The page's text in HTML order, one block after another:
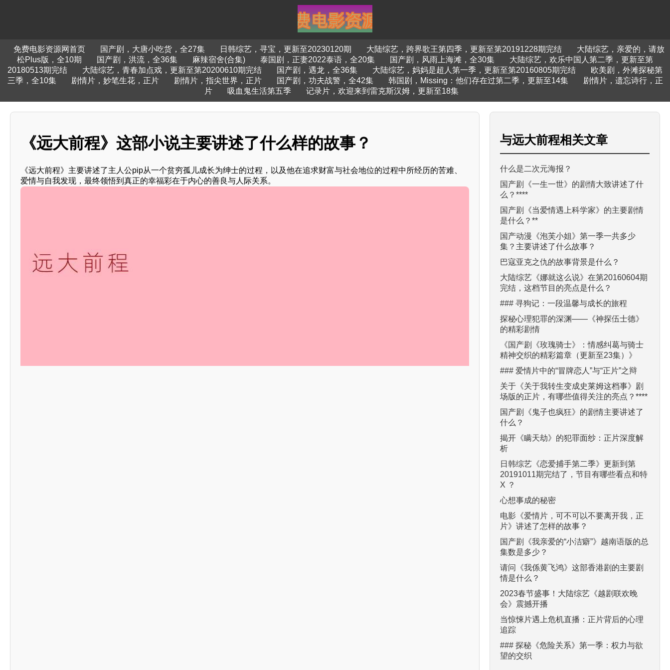
免费电影资源网首页 国产剧，大唐小吃货，全27集 日韩综艺，寻宝，更新至20230120期 大陆综艺，跨界歌王第四季，更新至第20191228期完结
大陆综艺，亲爱的，请放
松Plus版，全10期
国产剧，洪流，全36集 麻辣宿舍(合集) 泰国剧，正妻2022泰语，全20集 国产剧，风雨上海滩，全30集
大陆综艺，欢乐中国人第二季，更新至第
20180513期完结
大陆综艺，青春加点戏，更新至第20200610期完结 国产剧，遇龙，全36集 大陆综艺，妈妈是超人第一季，更新至第20160805期完结
欧美剧，外滩探秘第
三季，全10集
剧情片，妙笔生花，正片 剧情片，指尖世界，正片 国产剧，功夫战警，全42集 韩国剧，Missing：他们存在过第二季，更新至14集
剧情片，遗忘诗行，正
片
吸血鬼生活第五季 记录片，欢迎来到雷克斯汉姆，更新至18集
《远大前程》这部小说主要讲述了什么样的故事？
《远大前程》主要讲述了主人公pip从一个贫穷孤儿成长为绅士的过程，以及他在追求财富与社会地位的过程中所经历的苦难、
爱情与自我发现，最终领悟到真正的幸福彩在于内心的善良与人际关系。
与远大前程相关文章
什么是二次元海报？
国产剧《一生一世》的剧情大致讲述了什
么？****
国产剧《当爱情遇上科学家》的主要剧情
是什么？**
国产动漫《泡芙小姐》第一季一共多少
集？主要讲述了什么故事？
巴寇亚克之仇的故事背景是什么？
大陆综艺《娜就这么说》在第20160604期
完结，这档节目的亮点是什么？
### 寻狗记：一段温馨与成长的旅程
探秘心理犯罪的深渊——《神探伍士德》
的精彩剧情
《国产剧《玫瑰骑士》：情感纠葛与骑士
精神交织的精彩篇章（更新至23集）》
### 爱情片中的“冒牌恋人”与“正片”之辩
关于《关于我转生变成史莱姆这档事》剧
场版的正片，有哪些值得关注的亮点？****
国产剧《鬼子也疯狂》的剧情主要讲述了
什么？
揭开《瞒天劫》的犯罪面纱：正片深度解
析
日韩综艺《恋爱捕手第二季》更新到第
20191011期完结了，节目有哪些看点和特
X ？
心想事成的秘密
电影《爱情片，可不可以不要离开我，正
片》讲述了怎样的故事？
国产剧《我亲爱的“小洁癖”》越南语版的总
集数是多少？
请问《我係黄飞鸿》这部香港剧的主要剧
情是什么？
2023春节盛事！大陆综艺《越剧联欢晚
会》震撼开播
当惊悚片遇上危机直播：正片背后的心理
追踪
### 探秘《危险关系》第一季：权力与欲
望的交织